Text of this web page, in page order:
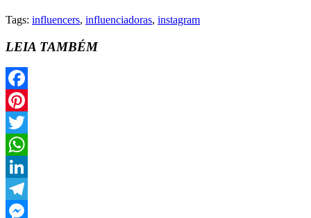
Tags: influencers, influenciadoras, instagram
LEIA TAMBÉM
Facebook
Pinterest
Twitter
WhatsApp
LinkedIn
Telegram